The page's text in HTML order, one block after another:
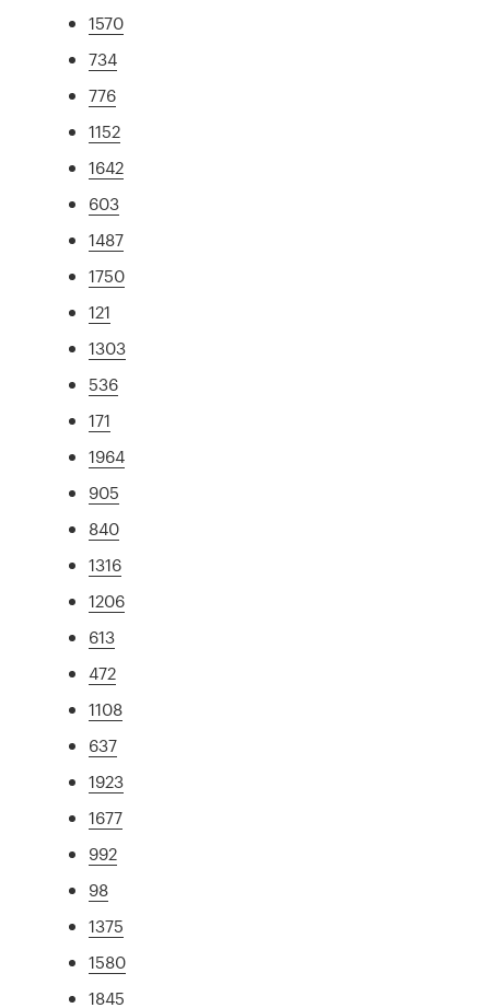
1570
734
776
1152
1642
603
1487
1750
121
1303
536
171
1964
905
840
1316
1206
613
472
1108
637
1923
1677
992
98
1375
1580
1845